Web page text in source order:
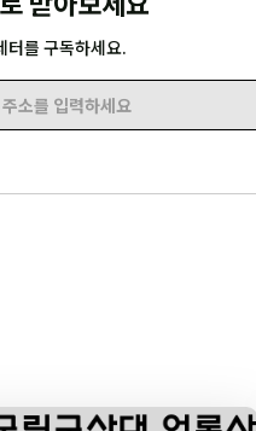
터를 구독하세요.
를 입력하세요